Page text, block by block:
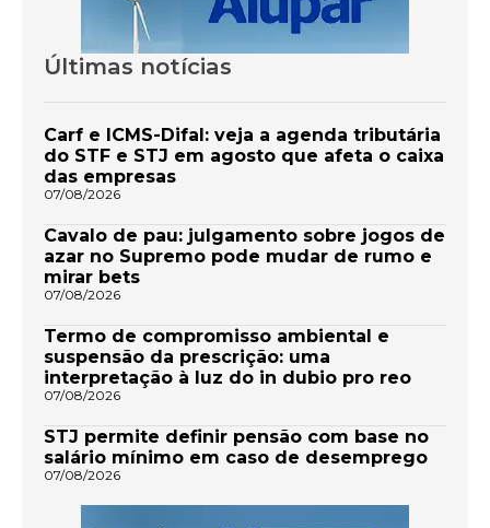
Últimas notícias
Carf e ICMS-Difal: veja a agenda tributária
do STF e STJ em agosto que afeta o caixa
das empresas
07/08/2026
Cavalo de pau: julgamento sobre jogos de
azar no Supremo pode mudar de rumo e
mirar bets
07/08/2026
Termo de compromisso ambiental e
suspensão da prescrição: uma
interpretação à luz do in dubio pro reo
07/08/2026
STJ permite definir pensão com base no
salário mínimo em caso de desemprego
07/08/2026